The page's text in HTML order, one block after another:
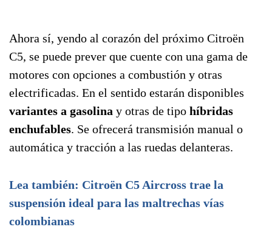
Ahora sí, yendo al corazón del próximo Citroën
C5, se puede prever que cuente con una gama de
motores con opciones a combustión y otras
electrificadas. En el sentido estarán disponibles
variantes a gasolina y otras de tipo híbridas
enchufables. Se ofrecerá transmisión manual o
automática y tracción a las ruedas delanteras.
Lea también: Citroën C5 Aircross trae la
suspensión ideal para las maltrechas vías
colombianas